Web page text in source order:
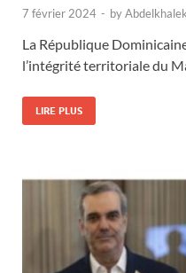
7 février 2024 - by
La République
l’intégrité territoriale du
LIRE PLUS